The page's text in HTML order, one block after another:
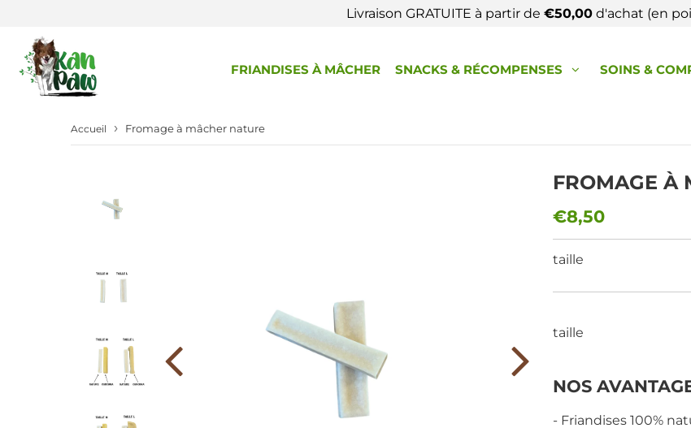
Livraison GRATUITE à partir de €50,00d'achat (en
FRIANDISES À MÂCHER SNACKS & RÉCOMPENSES SOINS &
Accueil › Fromage à mâcher nature
FROMAGE À
€8,50
taille
taille
NOS
- Friandises 100%